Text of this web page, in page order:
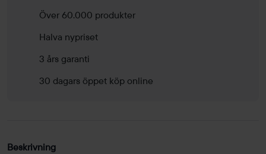
Över 60.000 produkter
Halva nypriset
3 års garanti
30 dagars öppet köp online
Beskrivning